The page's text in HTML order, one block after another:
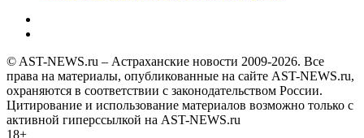
© AST-NEWS.ru – Астраханские новости 2009-2026. Все
права на материалы, опубликованные на сайте AST-NEWS.ru,
охраняются в соответствии с законодательством России.
Цитирование и использование материалов возможно только с
активной гиперссылкой на AST-NEWS.ru
18+